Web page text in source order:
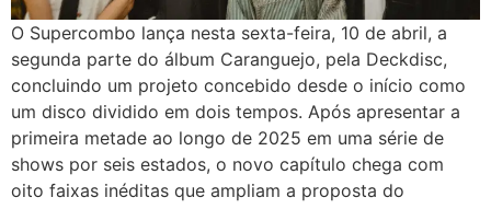
O Supercombo lança nesta sexta-feira, 10 de abril, a
segunda parte do álbum Caranguejo, pela Deckdisc,
concluindo um projeto concebido desde o início como
um disco dividido em dois tempos. Após apresentar a
primeira metade ao longo de 2025 em uma série de
shows por seis estados, o novo capítulo chega com
oito faixas inéditas que ampliam a proposta do